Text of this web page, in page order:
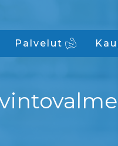
Palvelut